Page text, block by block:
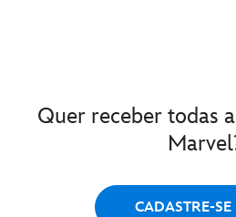
Quer receber todas
CADASTRE-